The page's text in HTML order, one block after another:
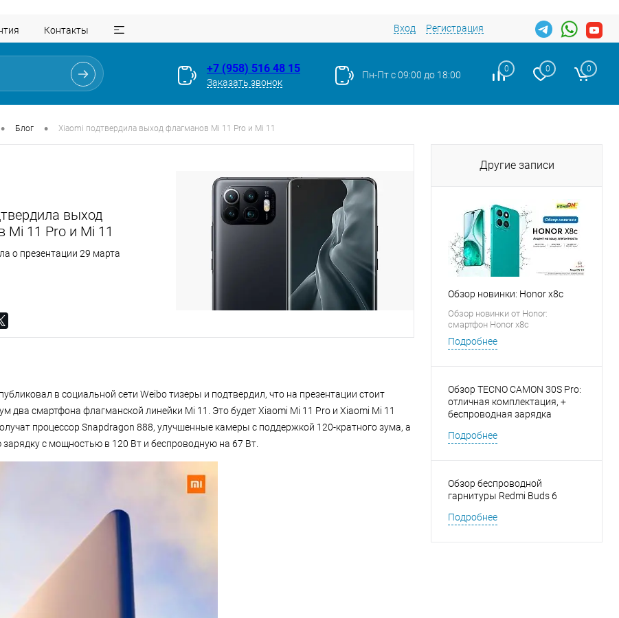
Контакты Вход Регистрация
+7 (958) 516 48 15
Заказать звонок
Пн-Пт с 09:00 до 18:00
0 0 0
• Блог • Xiaomi подтвердила выход флагманов Mi 11 Pro и Mi 11
выход
Mi 11 Pro и Mi 11
о презентации 29 марта
в социальной сети Weibo тизеры и подтвердил, что на презентации стоит
два смартфона флагманской линейки Mi 11. Это будет Xiaomi Mi 11 Pro и Xiaomi Mi 11
процессор Snapdragon 888, улучшенные камеры с поддержкой 120-кратного зума, а
с мощностью в 120 Вт и беспроводную на 67 Вт.
Другие записи
Обзор новинки: Honor x8c
Обзор новинки от Honor:
смартфон Honor x8c
Подробнее
Обзор TECNO CAMON 30S Pro:
отличная комплектация, +
беспроводная зарядка
Подробнее
Обзор беспроводной
гарнитуры Redmi Buds 6
Подробнее